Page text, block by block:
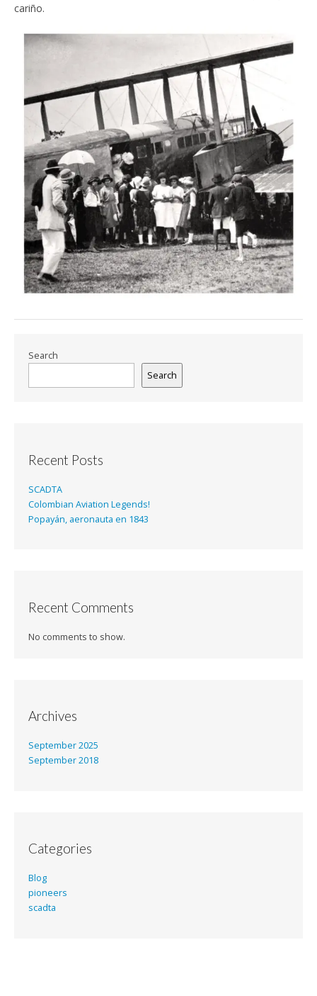
cariño.
Search
Search
Recent Posts
SCADTA
Colombian Aviation Legends!
Popayán, aeronauta en 1843
Recent Comments
No comments to show.
Archives
September 2025
September 2018
Categories
Blog
pioneers
scadta